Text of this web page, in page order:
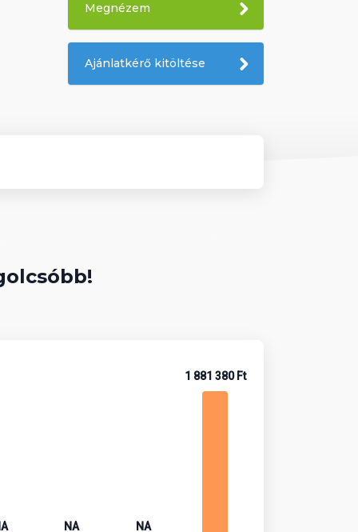
Megnézem
Ajánlatkérő kitöltése
NA NA
1 881 380 Ft